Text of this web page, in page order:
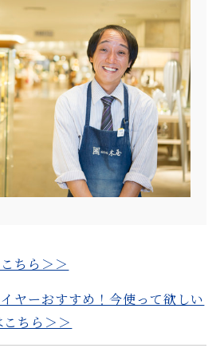
ちら＞＞
ヤーおすすめ！今使って欲しい
ちら＞＞